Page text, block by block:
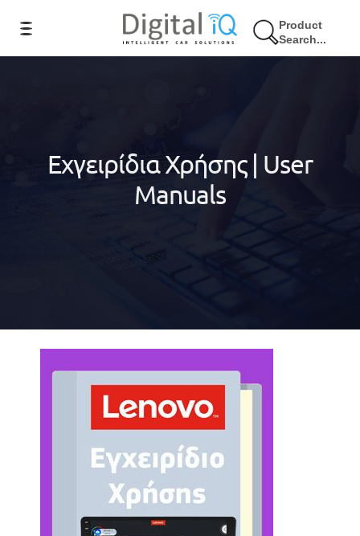
Product
Search...
Εχγειρίδια Χρήσης | User
Manuals